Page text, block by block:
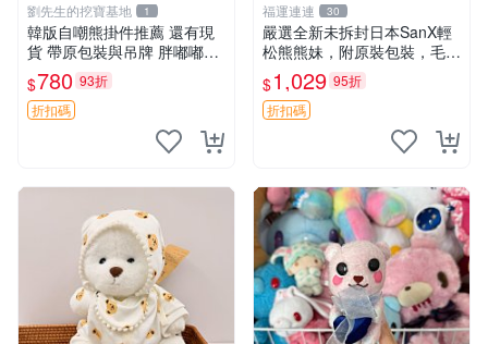
劉先生的挖寶基地 1
韓版自嘲熊掛件推薦 還有現
貨 帶原包裝與吊牌 胖嘟嘟超
可愛 毛絨手感佳 小熊掛件 自
嘲抱枕 小熊抱枕
$780 93折
折扣碼
福運連連 30
嚴選全新未拆封日本SanX輕
松熊熊妹，附原裝包裝，毛絨
質地極佳，細膩可愛，推薦收
藏兼送禮，適合女性好友或家
人，限量釋出。鬆熊、熊玩
$1,029 95折
折扣碼